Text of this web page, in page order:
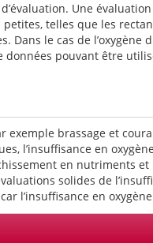
Une
telles que les
le cas de
pouvant être
brassage et
l’insuffisance en
en nutriments
solides de
l’insuffisance en